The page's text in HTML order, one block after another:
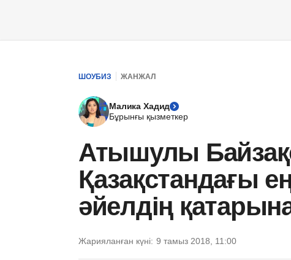
ШОУБИЗ ЖАНЖАЛ
Малика Хадид
Бұрынғы қызметкер
Атышулы
Қазақстандағы
әйелдің
Жарияланған күні: 9 тамыз 2018, 11:00